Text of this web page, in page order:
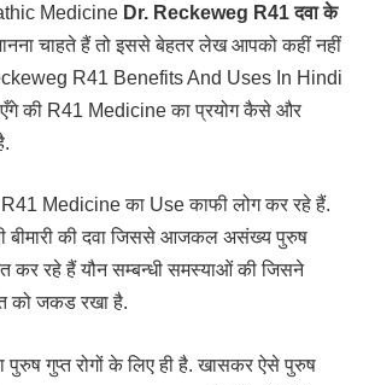
Medicine Dr. Reckeweg R41 दवा के
चाहते हैं तो इससे बेहतर लेख आपको कहीं नहीं
R41 Benefits And Uses In Hindi
की R41 Medicine का प्रयोग कैसे और
Medicine का Use काफी लोग कर रहे हैं.
बीमारी की दवा जिससे आजकल असंख्य पुरुष
कर रहे हैं यौन सम्बन्धी समस्याओं की जिसने
को जकड रखा है.
गुप्त रोगों के लिए ही है. खासकर ऐसे पुरुष